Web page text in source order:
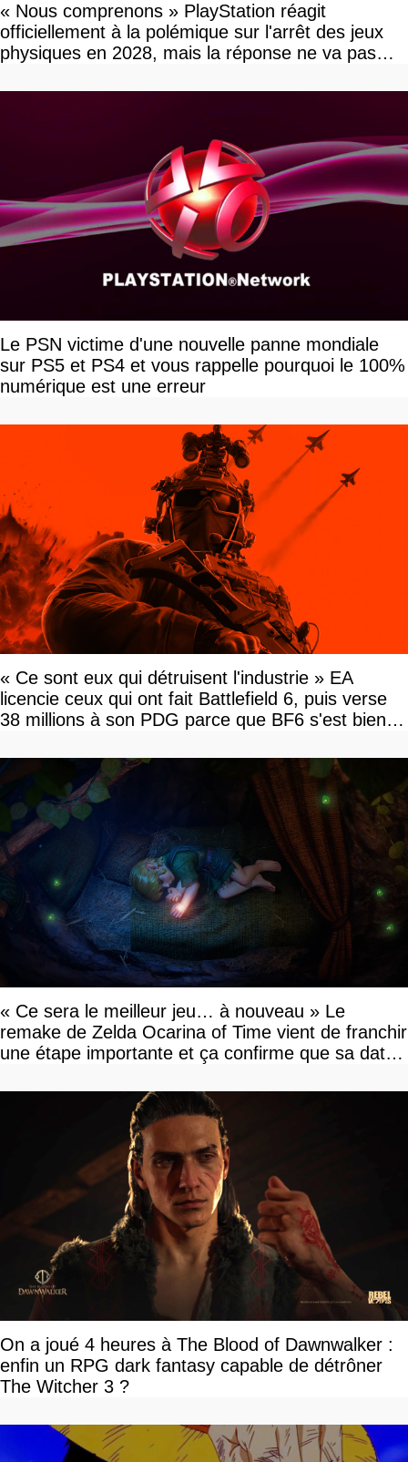
« Nous comprenons » PlayStation réagit
officiellement à la polémique sur l'arrêt des jeux
physiques en 2028, mais la réponse ne va pas
Le PSN victime d'une nouvelle panne mondiale
sur PS5 et PS4 et vous rappelle pourquoi le 100%
numérique est une erreur
« Ce sont eux qui détruisent l'industrie » EA
licencie ceux qui ont fait Battlefield 6, puis verse
38 millions à son PDG parce que BF6 s'est bien
« Ce sera le meilleur jeu… à nouveau » Le
remake de Zelda Ocarina of Time vient de franchir
une étape importante et ça confirme que sa date
On a joué 4 heures à The Blood of Dawnwalker :
enfin un RPG dark fantasy capable de détrôner
The Witcher 3 ?